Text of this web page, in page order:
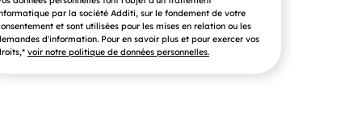
par la société Additi, sur le fondement de votre
et sont utilisées pour les mises en relation ou les
d'information. Pour en savoir plus et pour exercer vos
voir notre politique de données personnelles.